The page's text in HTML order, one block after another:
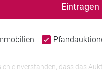
Eintragen
einverstanden, dass das